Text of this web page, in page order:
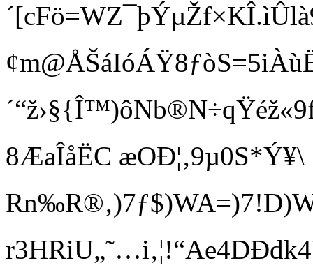
¢m@ÅŠáIóÁŸ8ƒòS=5iÀùËz
8ÆaÎåËC æOÐ¦‚9µ0S*Ý¥\